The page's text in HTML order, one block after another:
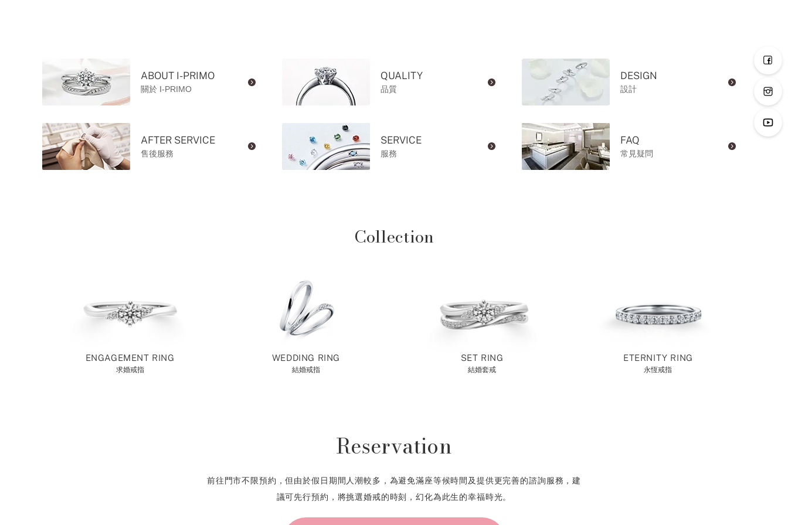
ABOUT I-PRIMO
關於 I-PRIMO
QUALITY
品質
DESIGN
設計
AFTER SERVICE
售後服務
SERVICE
服務
FAQ
常見疑問
Collection
ENGAGEMENT RING
求婚戒指
WEDDING RING
結婚戒指
SET RING
結婚套戒
ETERNITY RING
永恆戒指
Reservation
前往門市不限預約，但由於假日期間人潮較多，為避免滿座等候時間及提供更完善的諮詢服務，建
議可先行預約，將挑選婚戒的時刻，幻化為此生的幸福時光。